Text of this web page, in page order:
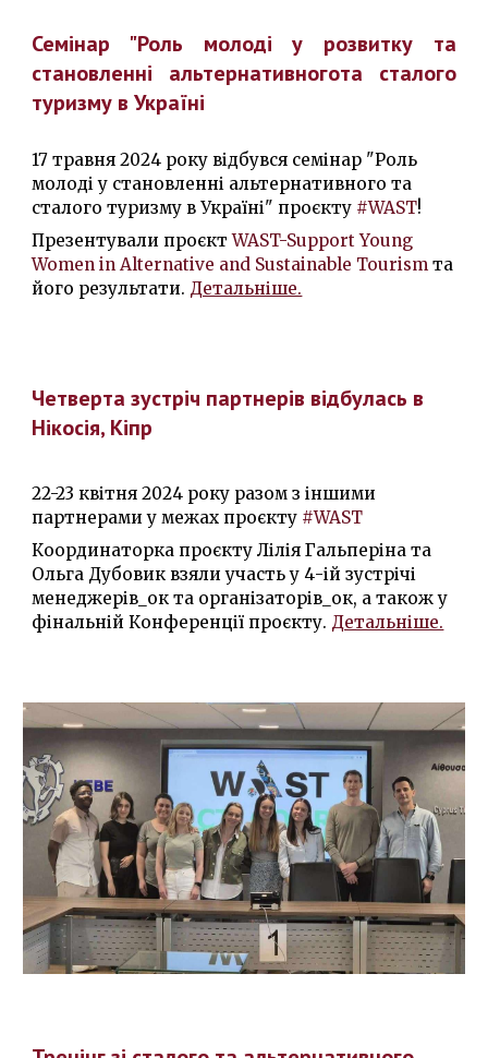
Семінар "Роль молоді у розвитку та
становленні альтернативногота сталого
туризму в Україні
17 травня 2024 року відбувся семінар "Роль
молоді у становленні альтернативного та
сталого туризму в Україні" проєкту #WAST!
Презентували проєкт WAST-Support Young
Women in Alternative and Sustainable Tourism та
його результати. Детальніше.
Четверта зустріч партнерів відбулась в
Нікосія, Кіпр
22-23 квітня 2024 року разом з іншими
партнерами у межах проєкту #WAST
Координаторка проєкту Лілія Гальперіна та
Ольга Дубовик взяли участь у 4-ій зустрічі
менеджерів_ок та організаторів_ок, а також у
фінальній Конференції проєкту. Детальніше.